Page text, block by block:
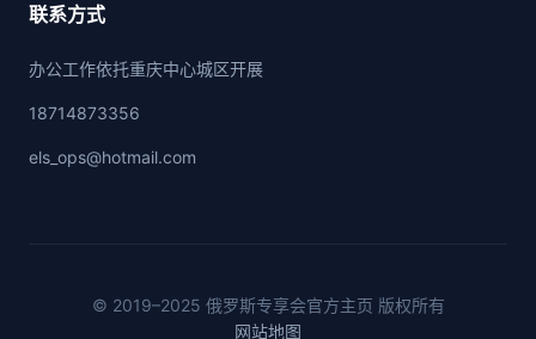
联系方式
办公工作依托重庆中心城区开展
18714873356
els_ops@hotmail.com
© 2019–2025 俄罗斯专享会官方主页 版权所有
网站地图